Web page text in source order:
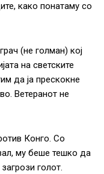
како понатаму со
(не голман) кој
на светските
да ја прескокне
Ветеранот не
Конго. Со
му беше тешко да
голот.